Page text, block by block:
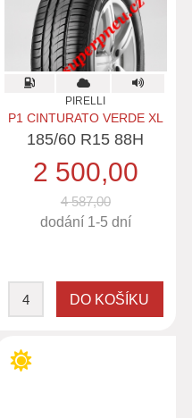
PIRELLI
P1 CINTURATO VERDE XL
185/60 R15 88H
2 500,00
4 587,00
dodání 1-5 dní